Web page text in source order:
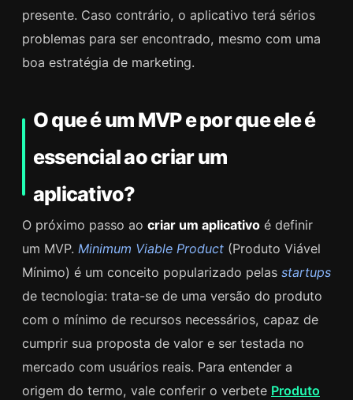
presente. Caso contrário, o aplicativo terá sérios
problemas para ser encontrado, mesmo com uma
boa estratégia de marketing.
O que é um MVP e por que ele é
essencial ao criar um
aplicativo?
O próximo passo ao criar um aplicativo é definir
um MVP. Minimum Viable Product (Produto Viável
Mínimo) é um conceito popularizado pelas startups
de tecnologia: trata-se de uma versão do produto
com o mínimo de recursos necessários, capaz de
cumprir sua proposta de valor e ser testada no
mercado com usuários reais. Para entender a
origem do termo, vale conferir o verbete Produto